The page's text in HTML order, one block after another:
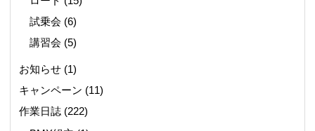
試乗会 (6)
講習会 (5)
お知らせ(1)
キャンペーン (11)
作業日誌(222)